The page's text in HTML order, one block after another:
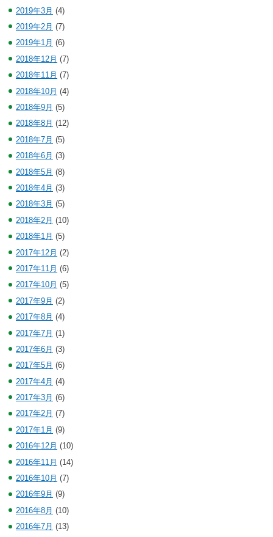
2019年3月 (4)
2019年2月 (7)
2019年1月 (6)
2018年12月 (7)
2018年11月 (7)
2018年10月 (4)
2018年9月 (5)
2018年8月 (12)
2018年7月 (5)
2018年6月 (3)
2018年5月 (8)
2018年4月 (3)
2018年3月 (5)
2018年2月 (10)
2018年1月 (5)
2017年12月 (2)
2017年11月 (6)
2017年10月 (5)
2017年9月 (2)
2017年8月 (4)
2017年7月 (1)
2017年6月 (3)
2017年5月 (6)
2017年4月 (4)
2017年3月 (6)
2017年2月 (7)
2017年1月 (9)
2016年12月 (10)
2016年11月 (14)
2016年10月 (7)
2016年9月 (9)
2016年8月 (10)
2016年7月 (13)